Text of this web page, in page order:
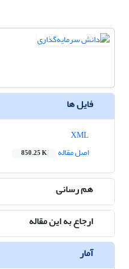
فایل ها
اصل مقاله
850.25 K
هم رسانی
ارجاع به این مقاله
آمار